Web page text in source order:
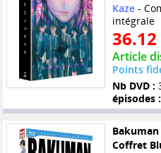
Kaze-
intégrale
36.12
Article
Points
Nb DVD :
épisodes :
Coffret